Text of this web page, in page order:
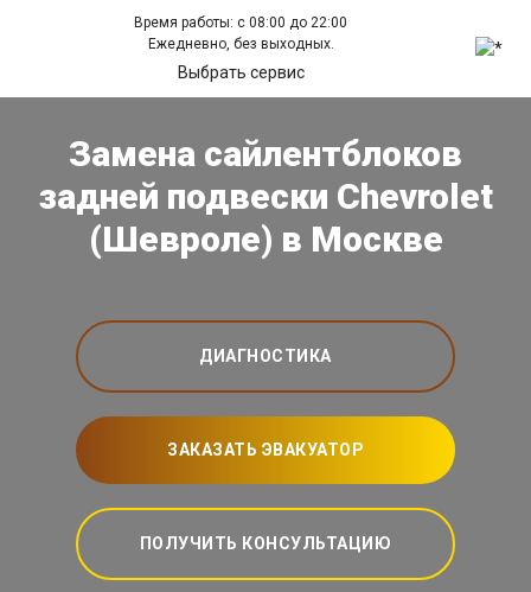
Время работы: с 08:00 до 22:00
Ежедневно, без выходных.
Выбрать сервис
Замена сайлентблоков
задней подвески Chevrolet
(Шевроле) в Москве
ДИАГНОСТИКА
ЗАКАЗАТЬ ЭВАКУАТОР
ПОЛУЧИТЬ КОНСУЛЬТАЦИЮ